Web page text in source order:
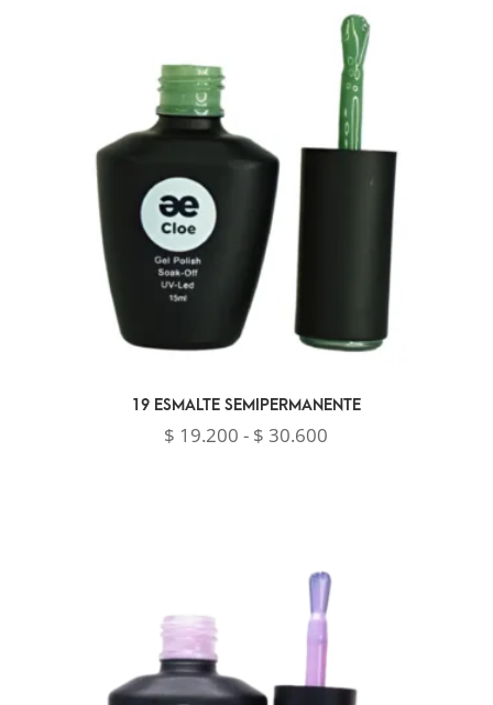
desde
$ 19.200
hasta
$ 30.600
19 ESMALTE SEMIPERMANENTE
$ 19.200 - $ 30.600
hasta
$ 30.600